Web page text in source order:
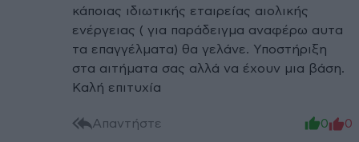
κάποιας ιδιωτικής εταιρείας αιολικής
ενέργειας ( για παράδειγμα αναφέρω αυτα
τα επαγγέλματα) θα γελάνε. Υποστήριξη
στα αιτήματα σας αλλά να έχουν μια βάση.
Καλή επιτυχία
Απαντήστε 0 0